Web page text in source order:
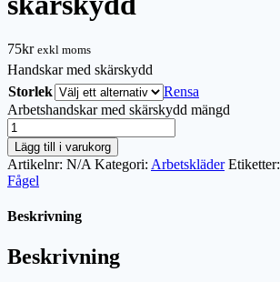
75kr exkl moms
Handskar med skärskydd
Storlek
Rensa
Arbetshandskar med skärskydd mängd
Lägg till i varukorg
Artikelnr: N/A Kategori: Arbetskläder Etiketter:
Fågel
Beskrivning
Beskrivning